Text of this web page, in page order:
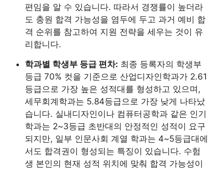
편임을 알 수 있습니다. 따라서 경쟁률이 높더라
도 충원 합격 가능성을 염두에 두고 과거 예비 합
격 순위를 참고하여 지원 전략을 세우는 것이 유
리합니다.
학과별 학생부 등급 편차: 최종 등록자의 학생부
등급 70% 컷을 기준으로 산업디자인학과가 2.61
등급으로 가장 높은 성적대를 형성하고 있으며,
세무회계학과는 5.84등급으로 가장 낮게 나타났
습니다. 실내디자인이나 컴퓨터공학과 같은 인기
학과는 2~3등급 초반대의 안정적인 성적이 요구
되지만, 일부 인문사회 계열 학과는 4~5등급대에
서도 합격권이 형성되는 특징이 있습니다. 수험
생 본인의 현재 성적 위치에 맞춰 합격 가능성이